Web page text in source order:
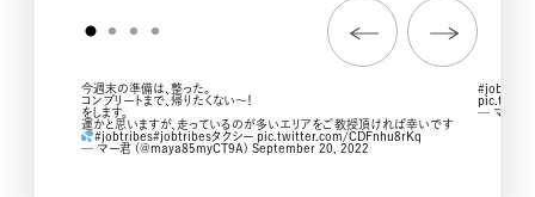
今週末の準備は、整った。
コンプリートまで、帰りたくない〜！
をします。
運かと思いますが、走っているのが多いエリアをご教授頂ければ幸いです
#jobtribes#jobtribesタクシー pic.twitter.com/CDFnhu8rKq
— マー君 (@maya85myCT9A) September 20, 2022
#jobtribes
— マカリィ